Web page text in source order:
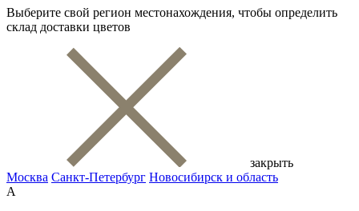
Выберите свой регион местонахождения, чтобы определить
склад доставки цветов
закрыть
Москва Санкт-Петербург Новосибирск и область
А